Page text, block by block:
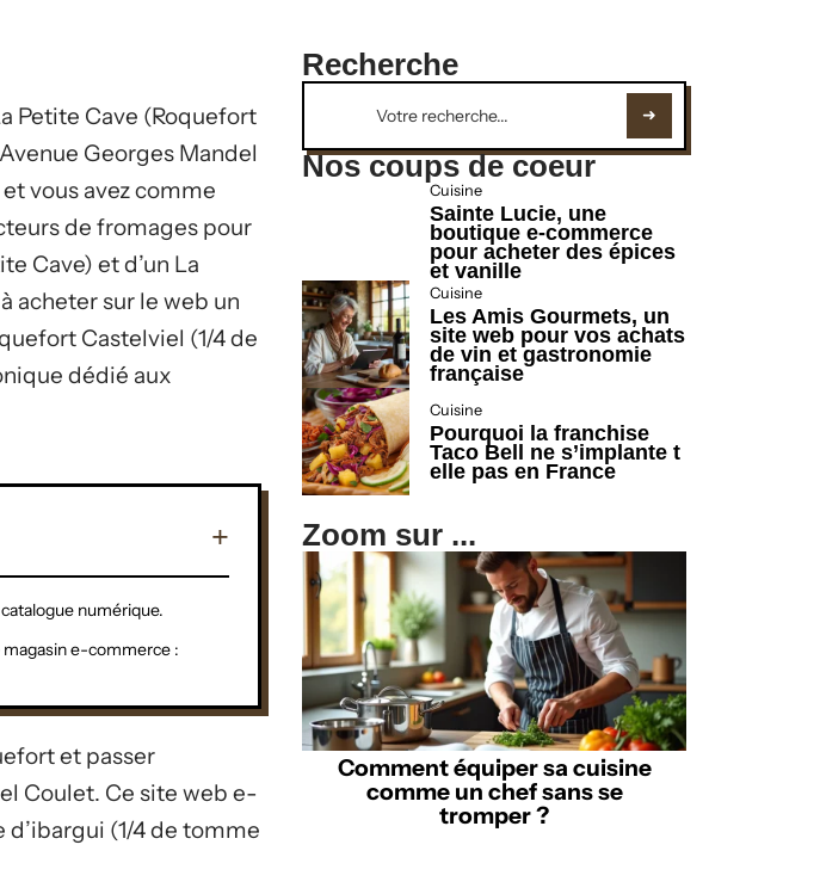
Petite Cave (Roquefort
Georges Mandel
vous avez comme
de fromages pour
Cave) et d’un La
acheter sur le web un
Castelviel (1/4 de
dédié aux
numérique.
magasin e-commerce :
et passer
Coulet. Ce site web e-
(1/4 de tomme
Recherche
Nos coups de coeur
Cuisine
Sainte Lucie, une
boutique e-commerce
pour acheter des épices
et vanille
Cuisine
Les Amis Gourmets, un
site web pour vos achats
de vin et gastronomie
française
Cuisine
Pourquoi la franchise
Taco Bell ne s’implante t
elle pas en France
Zoom sur ...
Comment équiper sa cuisine
comme un chef sans se
tromper ?